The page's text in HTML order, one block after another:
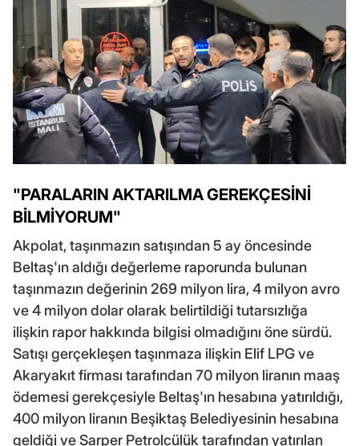
"PARALARIN AKTARILMA GEREKÇESİNİ
BİLMİYORUM"
Akpolat, taşınmazın satışından 5 ay öncesinde
Beltaş'ın aldığı değerleme raporunda bulunan
taşınmazın değerinin 269 milyon lira, 4 milyon avro
ve 4 milyon dolar olarak belirtildiği tutarsızlığa
ilişkin rapor hakkında bilgisi olmadığını öne sürdü.
Satışı gerçekleşen taşınmaza ilişkin Elif LPG ve
Akaryakıt firması tarafından 70 milyon liranın maaş
ödemesi gerekçesiyle Beltaş'ın hesabına yatırıldığı,
400 milyon liranın Beşiktaş Belediyesinin hesabına
geldiği ve Sarper Petrolcülük tarafından yatırılan